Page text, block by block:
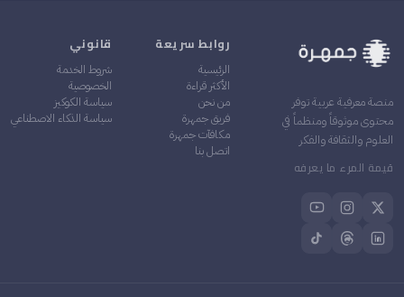
منصة معرفية عربية توفر
محتوى موثوقاً ومنظماً في
العلوم والثقافة والفكر
قيمة المرء ما يعرفه
روابط سريعة
الرئيسية
الأكثر قراءة
من نحن
فريق جمهرة
مكافآت جمهرة
اتصل بنا
قانوني
شروط الخدمة
الخصوصية
سياسة الكوكيز
سياسة الذكاء الاصطناعي